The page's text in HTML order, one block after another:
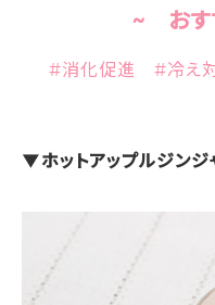
~ おす
#消化促進 #冷え
▼ホットアップルジンジ